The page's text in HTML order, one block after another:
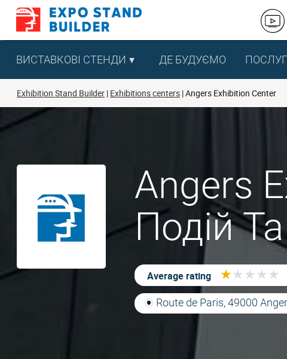
Перейти
змісту
ВИСТАВКОВІ СТЕНДИ ДЕ БУДУЄМО
Exhibition Stand Builder Exhibitions centers Angers Exhibition Center
Angers
Подій
Average rating ★★ ★ ★ ★
★★ ★ ★ ★
Route de Paris, 49000